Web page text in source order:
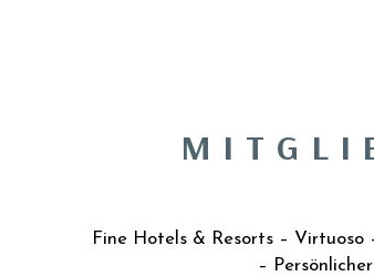
Fine Hotels & Resorts –
–